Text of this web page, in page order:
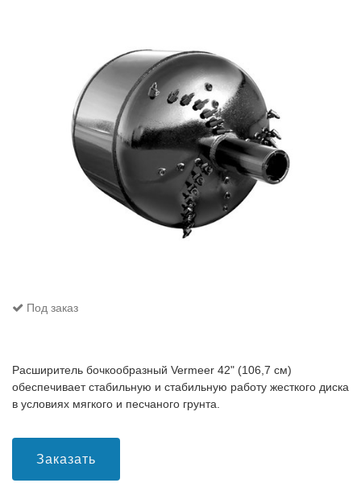
Под заказ
Расширитель бочкообразный Vermeer 42" (106,7 см)
обеспечивает стабильную и стабильную работу жесткого диска
в условиях мягкого и песчаного грунта.
Заказать